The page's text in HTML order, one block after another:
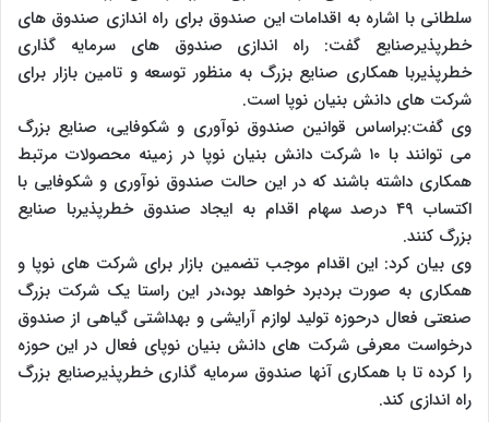
سلطانی با اشاره به اقدامات این صندوق برای راه اندازی صندوق های
خطرپذیرصنایع گفت: راه اندازی صندوق های سرمایه گذاری
خطرپذیربا همکاری صنایع بزرگ به منظور توسعه و تامین بازار برای
شرکت های دانش بنیان نوپا است.
وی گفت:براساس قوانین صندوق نوآوری و شکوفایی، صنایع بزرگ
می توانند با ۱۰ شرکت دانش بنیان نوپا در زمینه محصولات مرتبط
همکاری داشته باشند که در این حالت صندوق نوآوری و شکوفایی با
اکتساب ۴۹ درصد سهام اقدام به ایجاد صندوق خطرپذیربا صنایع
بزرگ کنند.
وی بیان کرد: این اقدام موجب تضمین بازار برای شرکت های نوپا و
همکاری به صورت بردبرد خواهد بود،در این راستا یک شرکت بزرگ
صنعتی فعال درحوزه تولید لوازم آرایشی و بهداشتی گیاهی از صندوق
درخواست معرفی شرکت های دانش بنیان نوپای فعال در این حوزه
را کرده تا با همکاری آنها صندوق سرمایه گذاری خطرپذیرصنایع بزرگ
راه اندازی کند.